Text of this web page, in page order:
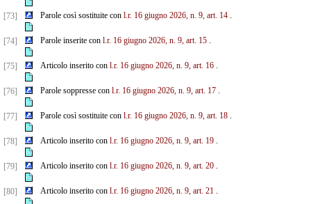
[73] Parole così sostituite con l.r. 16 giugno 2026, n. 9, art. 14.
[74] Parole inserite con l.r. 16 giugno 2026, n. 9, art. 15.
[75] Articolo inserito con l.r. 16 giugno 2026, n. 9, art. 16.
[76] Parole soppresse con l.r. 16 giugno 2026, n. 9, art. 17.
[77] Parole così sostituite con l.r. 16 giugno 2026, n. 9, art. 18.
[78] Articolo inserito con l.r. 16 giugno 2026, n. 9, art. 19.
[79] Articolo inserito con l.r. 16 giugno 2026, n. 9, art. 20.
[80] Articolo inserito con l.r. 16 giugno 2026, n. 9, art. 21.